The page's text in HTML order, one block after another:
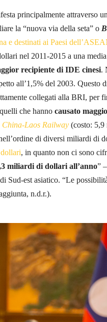
principalmente attraverso
la “nuova via della seta” o
e destinati ai Paesi
nel 2011-2015 a una
recipiente di IDE cinesi.
all’1,5% del 2003. Questo
collegati alla BRI, per
che hanno causato
China-Laos Railway (costo: 5,9
di diversi miliardi di
, in quanto non ci sono
miliardi di dollari all’anno” –
Sud-est asiatico. “Le
n.d.r.).